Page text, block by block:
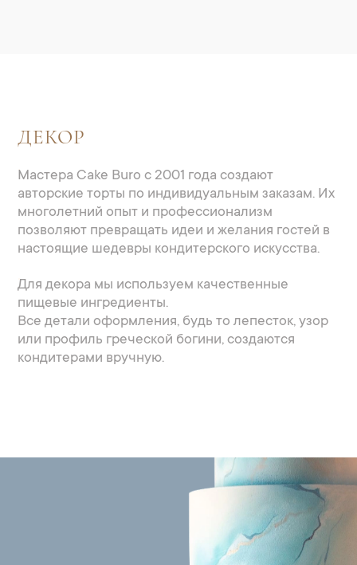
ДЕКОР
Мастера Cake Buro с 2001 года создают
авторские торты по индивидуальным заказам. Их
многолетний опыт и профессионализм
позволяют превращать идеи и желания гостей в
настоящие шедевры кондитерского искусства.
Для декора мы используем качественные
пищевые ингредиенты.
Все детали оформления, будь то лепесток, узор
или профиль греческой богини, создаются
кондитерами вручную.